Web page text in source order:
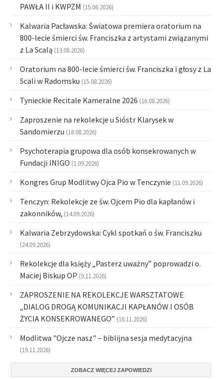
PAWŁA II i KWPZM (15.06.2026)
Kalwaria Pacławska: Światowa premiera oratorium na
800-lecie śmierci św. Franciszka z artystami związanymi
z La Scalą (13.08.2026)
Oratorium na 800-lecie śmierci św. Franciszka i głosy z La
Scali w Radomsku (15.08.2026)
Tynieckie Recitale Kameralne 2026 (16.08.2026)
Zaproszenie na rekolekcje u Sióstr Klarysek w
Sandomierzu (18.08.2026)
Psychoterapia grupowa dla osób konsekrowanych w
Fundacji INIGO (1.09.2026)
Kongres Grup Modlitwy Ojca Pio w Tenczynie (11.09.2026)
Tenczyn: Rekolekcje ze św. Ojcem Pio dla kapłanów i
zakonników, (14.09.2026)
Kalwaria Zebrzydowska: Cykl spotkań o św. Franciszku
(24.09.2026)
Rekolekcje dla księży „Pasterz uważny” poprowadzi o.
Maciej Biskup OP (9.11.2026)
ZAPROSZENIE NA REKOLEKCJE WARSZTATOWE
„DIALOG DROGĄ KOMUNIKACJI KAPŁANÓW I OSÓB
ŻYCIA KONSEKROWANEGO” (16.11.2026)
Modlitwa "Ojcze nasz" – biblijna sesja medytacyjna
(19.11.2026)
ZOBACZ WIĘCEJ ZAPOWIEDZI